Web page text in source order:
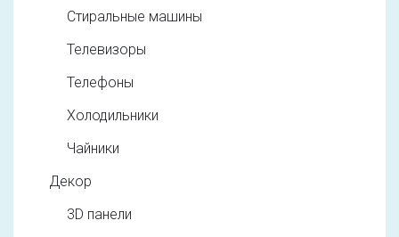
Стиральные машины
Телевизоры
Телефоны
Холодильники
Чайники
Декор
3D панели